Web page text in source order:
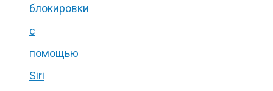
блокировки
с
помощью
Siri